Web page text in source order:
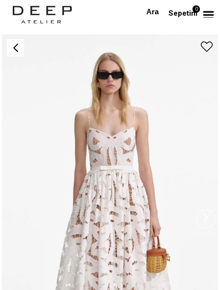
Sepetim0
Anasayfa TÜM ELBİSELER İp Askılı Beyaz Midi Güpür Tasarım Elbise